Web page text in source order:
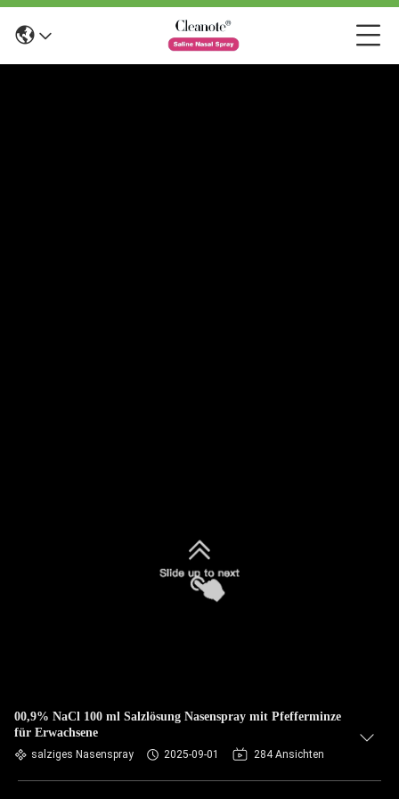
00,9% NaCl 100 ml Salzlösung Nasenspray mit Pfefferminze
für Erwachsene
salziges Nasenspray 2025-09-01 284 Ansichten